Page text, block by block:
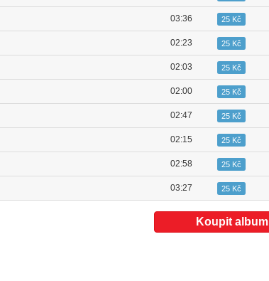
03:36 25 Kč
02:23 25 Kč
02:03 25 Kč
02:00 25 Kč
02:47 25 Kč
02:15 25 Kč
02:58 25 Kč
03:27 25 Kč
Koupit album